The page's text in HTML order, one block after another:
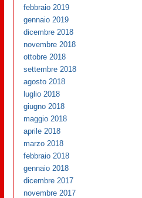
febbraio 2019
gennaio 2019
dicembre 2018
novembre 2018
ottobre 2018
settembre 2018
agosto 2018
luglio 2018
giugno 2018
maggio 2018
aprile 2018
marzo 2018
febbraio 2018
gennaio 2018
dicembre 2017
novembre 2017